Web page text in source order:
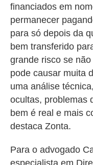
financiados em
permanecer
para só depois da
bem transferido
grande risco se
pode causar muita
uma análise
ocultas, problemas
bem é real e mais
destaca Zonta.
Para o advogado
especialista em